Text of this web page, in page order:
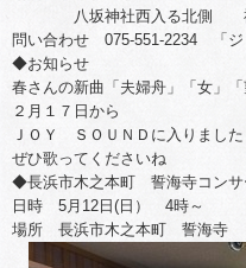
八坂神社西入る北側 祇園
問い合わせ 075-551-2234 「ジ
◆お知らせ
春さんの新曲「夫婦舟」「女」
２月１７日から
ＪＯＹ ＳＯＵＮＤに入りました
ぜひ歌ってくださいね
◆長浜市木之本町 誓海寺コンサ
日時 5月12日(日） 4時～
場所 長浜市木之本町 誓海寺